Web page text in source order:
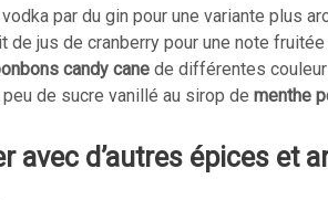
par du gin pour une variante plus
de jus de cranberry pour une note
candy cane de différentes
de sucre vanillé au sirop de menthe
avec d’autres épices et